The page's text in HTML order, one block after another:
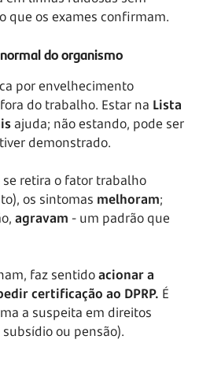
que os exames confirmam.
do organismo
por envelhecimento
do trabalho. Estar na Lista
ajuda; não estando, pode ser
demonstrado.
retira o fator trabalho
os sintomas melhoram;
agravam - um padrão que
faz sentidoacionar a
certificação ao DPRP. É
a suspeita em direitos
ou pensão).